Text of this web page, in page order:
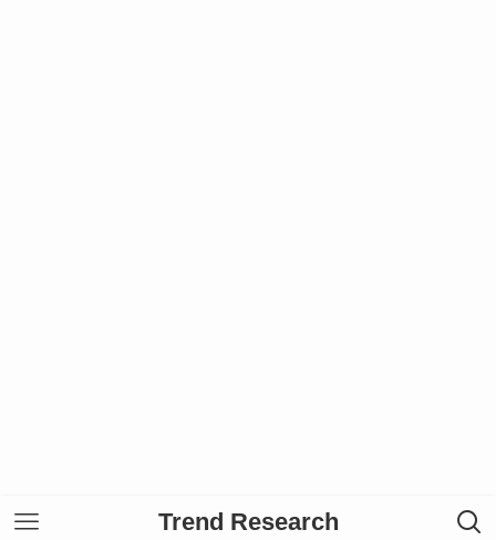
Trend Research